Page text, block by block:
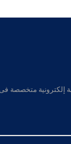
إلكترونية متخصصة